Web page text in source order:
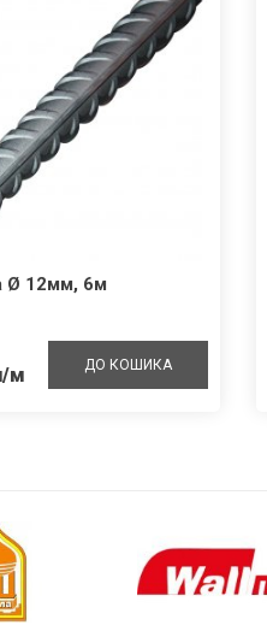
Ø 12мм, 6м
м ДО КОШИКА